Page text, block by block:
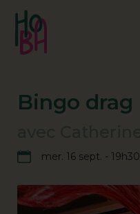
Bingo drag
mer. 16 sept. - 19h30